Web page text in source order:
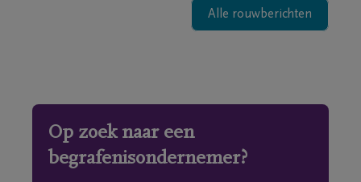
Alle rouwberichten
Op zoek naar een
begrafenisondernemer?